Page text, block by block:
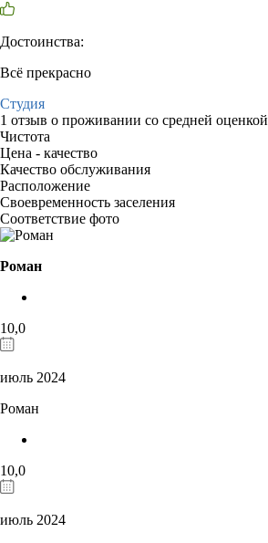
Достоинства:
Всё прекрасно
Студия
1 отзыв о проживании со средней оценкой
Чистота
Цена - качество
Качество обслуживания
Расположение
Своевременность заселения
Соответствие фото
Роман
10,0
июль 2024
Роман
10,0
июль 2024